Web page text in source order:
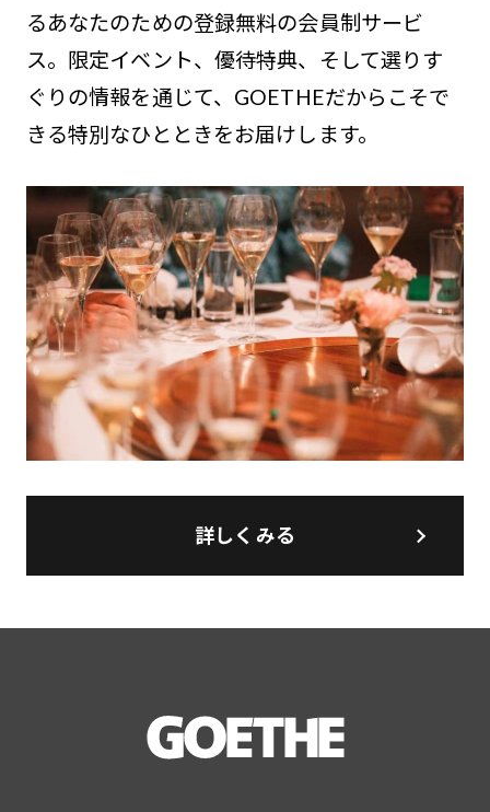
るあなたのための登録無料の会員制サービ
ス。限定イベント、優待特典、そして選りす
ぐりの情報を通じて、GOETHEだからこそで
きる特別なひとときをお届けします。
詳しくみる